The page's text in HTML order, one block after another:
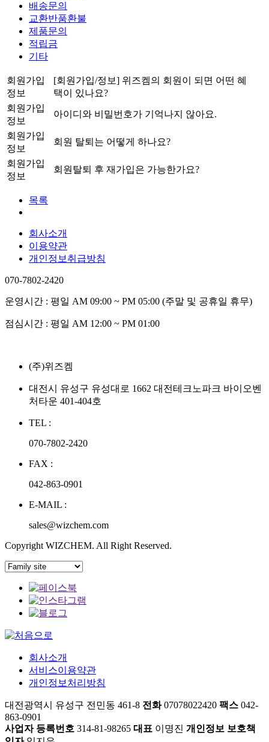
배송문의
교환반품환불
제품문의
적립금
기타
회원가입
정보
[회원가입/정보] 위즈켐의 회원이 되면 어떤 혜
택이 있나요?
회원가입
정보
아이디와 비밀번호가 기억나지 않아요.
회원가입
정보
회원 탈퇴는 어떻게 하나요?
회원가입
정보
회원탈퇴 후 재가입은 가능한가요?
목록
회사소개
이용약관
개인정보취급방침
070-7802-2420
운영시간 : 평일 AM 09:00 ~ PM 05:00 (주말 및 공휴일 휴무)
점심시간 : 평일 AM 12:00 ~ PM 01:00
(주)위즈켐
대전시 유성구 유성대로 1662 대전테크노파크 바이오벤
처타운 401-404호
TEL :
070-7802-2420
FAX :
042-863-0901
E-MAIL :
sales@wizchem.com
Copyright WIZCHEM. All Right Reserved.
회사소개
서비스이용약관
개인정보처리방침
대전광역시 유성구 전민동 461-8 전화07078022420 팩스 042-
863-0901
사업자 등록번호 314-81-98265 대표 이명진 개인정보 보호책